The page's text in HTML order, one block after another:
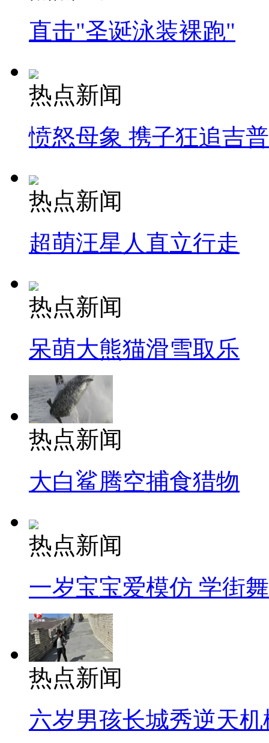
直击"圣诞泳装裸跑"
热点新闻
愤怒母象 携子狂追吉
热点新闻
超萌汪星人直立行走
热点新闻
呆萌大熊猫滑雪取乐
热点新闻
大白鲨腾空捕食猎物
热点新闻
一岁宝宝爱模仿 学街
热点新闻
六岁男孩长城秀逆天机